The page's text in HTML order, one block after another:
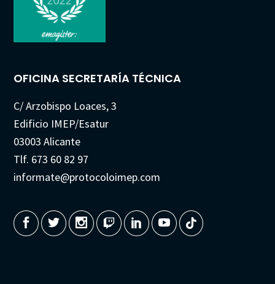
OFICINA SECRETARÍA TÉCNICA
C/ Arzobispo Loaces, 3
Edificio IMEP/Esatur
03003 Alicante
Tlf. 673 60 82 97
informate@protocoloimep.com